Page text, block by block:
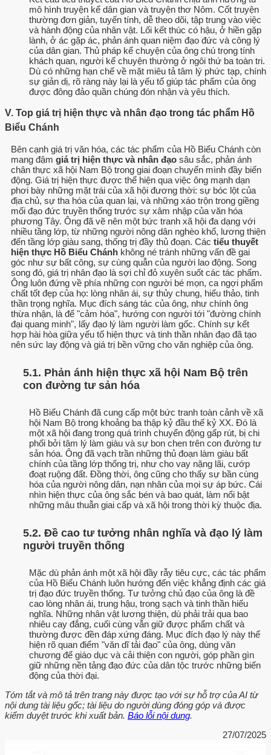
mô hình truyện kể dân gian và truyện thơ Nôm. Cốt truyện
thường đơn giản, tuyến tính, dễ theo dõi, tập trung vào việc
và hành động của nhân vật. Lối kết thúc có hậu, ở hiền gặp
lành, ở ác gặp ác, phản ánh quan niệm đạo đức và công lý
của dân gian. Thủ pháp kể chuyện của ông chú trọng tính
khách quan, người kể chuyện thường ở ngôi thứ ba toàn tri.
Dù có những hạn chế về mặt miêu tả tâm lý phức tạp, chính
sự giản dị, rõ ràng này lại là yếu tố giúp tác phẩm của ông
được đông đảo quần chúng đón nhận và yêu thích.
V. Top giá trị hiện thực và nhân đạo trong tác phẩm Hồ
Biểu Chánh
Bên cạnh giá trị văn hóa, các tác phẩm của Hồ Biểu Chánh còn
mang đậm giá trị hiện thực và nhân đạo sâu sắc, phản ánh
chân thực xã hội Nam Bộ trong giai đoạn chuyển mình đầy biến
động. Giá trị hiện thực được thể hiện qua việc ông mạnh dạn
phơi bày những mặt trái của xã hội đương thời: sự bóc lột của
địa chủ, sự tha hóa của quan lại, và những xáo trộn trong giềng
mối đạo đức truyền thống trước sự xâm nhập của văn hóa
phương Tây. Ông đã vẽ nên một bức tranh xã hội đa dạng với
nhiều tầng lớp, từ những người nông dân nghèo khổ, lương thiện
đến tầng lớp giàu sang, thống trị đầy thủ đoạn. Các tiểu thuyết
hiện thực Hồ Biểu Chánh không né tránh những vấn đề gai
góc như sự bất công, sự cùng quẫn của người lao động. Song
song đó, giá trị nhân đạo là sợi chỉ đỏ xuyên suốt các tác phẩm.
Ông luôn đứng về phía những con người bé mọn, ca ngợi phẩm
chất tốt đẹp của họ: lòng nhân ái, sự thủy chung, hiếu thảo, tinh
thần trọng nghĩa. Mục đích sáng tác của ông, như chính ông
thừa nhận, là để "cảm hóa", hướng con người tới "đường chính
đại quang minh", lấy đạo lý làm người làm gốc. Chính sự kết
hợp hài hòa giữa yếu tố hiện thực và tinh thần nhân đạo đã tạo
nên sức lay động và giá trị bền vững cho văn nghiệp của ông.
5.1. Phản ánh hiện thực xã hội Nam Bộ trên
con đường tư sản hóa
Hồ Biểu Chánh đã cung cấp một bức tranh toàn cảnh về xã
hội Nam Bộ trong khoảng ba thập kỷ đầu thế kỷ XX. Đó là
một xã hội đang trong quá trình chuyển động gấp rút, bị chi
phối bởi tâm lý làm giàu và sự bon chen trên con đường tư
sản hóa. Ông đã vạch trần những thủ đoạn làm giàu bất
chính của tầng lớp thống trị, như cho vay nặng lãi, cướp
đoạt ruộng đất. Đồng thời, ông cũng cho thấy sự bần cùng
hóa của người nông dân, nạn nhân của mọi sự áp bức. Cái
nhìn hiện thực của ông sắc bén và bao quát, làm nổi bật
những mâu thuẫn giai cấp và xã hội trong thời kỳ thuộc địa.
5.2. Đề cao tư tưởng nhân nghĩa và đạo lý làm
người truyền thống
Mặc dù phản ánh một xã hội đầy rẫy tiêu cực, các tác phẩm
của Hồ Biểu Chánh luôn hướng đến việc khẳng định các giá
trị đạo đức truyền thống. Tư tưởng chủ đạo của ông là đề
cao lòng nhân ái, trung hậu, trong sạch và tinh thần hiếu
nghĩa. Những nhân vật lương thiện, dù phải trải qua bao
nhiêu cay đắng, cuối cùng vẫn giữ được phẩm chất và
thường được đền đáp xứng đáng. Mục đích đạo lý này thể
hiện rõ quan điểm "văn dĩ tải đạo" của ông, dùng văn
chương để giáo dục và cải thiện con người, góp phần gìn
giữ những nền tảng đạo đức của dân tộc trước những biến
động của thời đại.
Tóm tắt và mô tả trên trang này được tạo với sự hỗ trợ của AI từ
nội dung tài liệu gốc; tài liệu do người dùng đóng góp và được
kiểm duyệt trước khi xuất bản. Báo lỗi nội dung.
27/07/2025